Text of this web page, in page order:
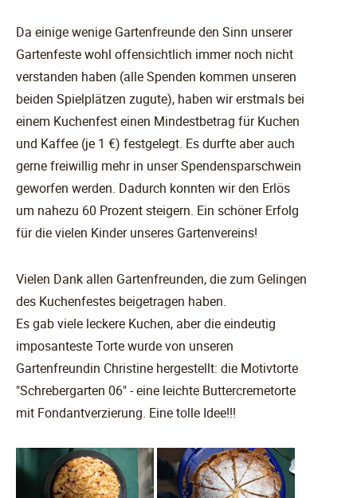
Da einige wenige Gartenfreunde den Sinn unserer
Gartenfeste wohl offensichtlich immer noch nicht
verstanden haben (alle Spenden kommen unseren
beiden Spielplätzen zugute), haben wir erstmals bei
einem Kuchenfest einen Mindestbetrag für Kuchen
und Kaffee (je 1 €) festgelegt. Es durfte aber auch
gerne freiwillig mehr in unser Spendensparschwein
geworfen werden. Dadurch konnten wir den Erlös
um nahezu 60 Prozent steigern. Ein schöner Erfolg
für die vielen Kinder unseres Gartenvereins!
Vielen Dank allen Gartenfreunden, die zum Gelingen
des Kuchenfestes beigetragen haben.
Es gab viele leckere Kuchen, aber die eindeutig
imposanteste Torte wurde von unseren
Gartenfreundin Christine hergestellt: die Motivtorte
"Schrebergarten 06" - eine leichte Buttercremetorte
mit Fondantverzierung. Eine tolle Idee!!!